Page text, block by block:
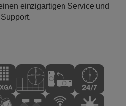
einzigartigen Service und
Support.